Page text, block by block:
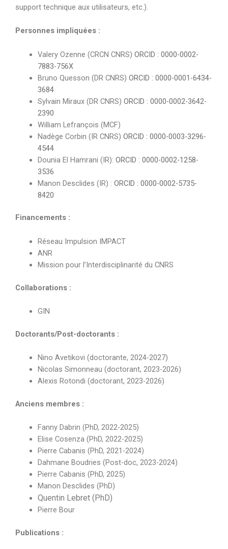
support technique aux utilisateurs, etc.).
Personnes impliquées :
Valery Ozenne (CRCN CNRS) ORCID : 0000-0002-
7883-756X
Bruno Quesson (DR CNRS) ORCID : 0000-0001-6434-
3684
Sylvain Miraux (DR CNRS) ORCID : 0000-0002-3642-
2390
William Lefrançois (MCF)
Nadège Corbin (IR CNRS) ORCID : 0000-0003-3296-
4544
Dounia El Hamrani (IR): ORCID : 0000-0002-1258-
3536
Manon Desclides (IR) : ORCID : 0000-0002-5735-
8420
Financements :
Réseau Impulsion IMPACT
ANR
Mission pour l’Interdisciplinarité du CNRS
Collaborations :
GIN
Doctorants/Post-doctorants :
Nino Avetikovi (doctorante, 2024-2027)
Nicolas Simonneau (doctorant, 2023-2026)
Alexis Rotondi (doctorant, 2023-2026)
Anciens membres :
Fanny Dabrin (PhD, 2022-2025)
Elise Cosenza (PhD, 2022-2025)
Pierre Cabanis (PhD, 2021-2024)
Dahmane Boudries (Post-doc, 2023-2024)
Pierre Cabanis (PhD, 2025)
Manon Desclides (PhD)
Quentin Lebret (PhD)
Pierre Bour
Publications :